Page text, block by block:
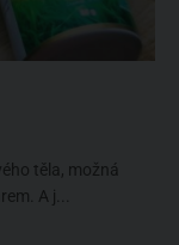
těla, možná
A j...